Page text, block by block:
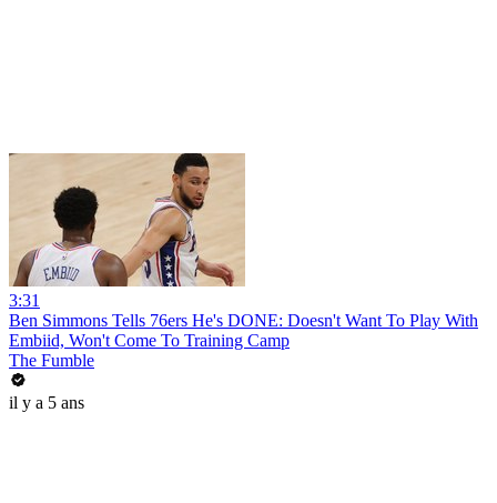
3:31
Ben Simmons Tells 76ers He's DONE: Doesn't Want To Play With
Embiid, Won't Come To Training Camp
The Fumble
il y a 5 ans